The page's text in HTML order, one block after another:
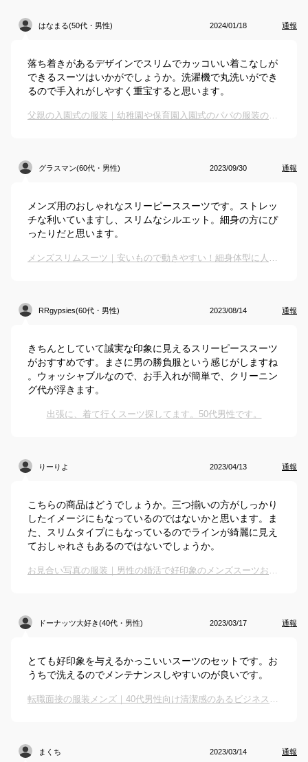
はなまる(50代・男性) 2024/01/18 通報
落ち着きがあるデザインでスリムでカッコいい着こなしが
できるスーツはいかがでしょうか。洗濯機で丸洗いができ
るので手入れがしやすく重宝すると思います。
父親の入園式の服装｜幼稚園や保育園入園式のパパの服装のおすすめは？
グラスマン(60代・男性) 2023/09/30 通報
メンズ用のおしゃれなスリーピーススーツです。ストレッ
チな利いていますし、スリムなシルエット。細身の方にぴ
ったりだと思います。
メンズスリムスーツ｜安いもので動きやすい！細身体型に人気のビジネススーツのおすすめは？
RRgypsies(60代・男性) 2023/08/14 通報
きちんとしていて誠実な印象に見えるスリーピーススーツ
がおすすめです。まさに男の勝負服という感じがしますね
。ウォッシャブルなので、お手入れが簡単で、クリーニン
グ代が浮きます。
出張に、着て行くスーツ探してます。50代男性です。
りーりよ 2023/04/13 通報
こちらの商品はどうでしょうか。三つ揃いの方がしっかり
したイメージにもなっているのではないかと思います。ま
た、スリムタイプにもなっているのでラインが綺麗に見え
ておしゃれさもあるのではないでしょうか。
お見合い写真の服装｜男性の婚活で好印象のメンズスーツおすすめは？
ドーナッツ大好き(40代・男性) 2023/03/17 通報
とても好印象を与えるかっこいいスーツのセットです。お
うちで洗えるのでメンテナンスしやすいのが良いです。
転職面接の服装メンズ｜40代男性向け清潔感のあるビジネススーツでおすすめは？
まくち 2023/03/14 通報